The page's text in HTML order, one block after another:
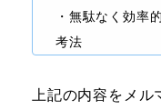
・無駄なく効率
考法
上記の内容をメ